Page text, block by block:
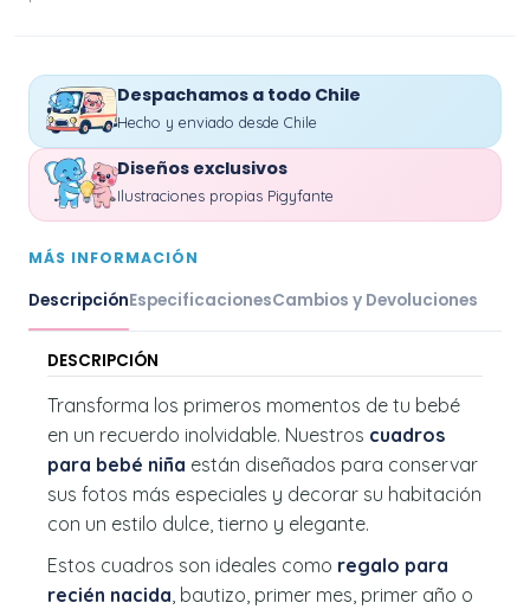
Despachamos a todo Chile
Hecho y enviado desde Chile
Diseños exclusivos
Ilustraciones propias Pigyfante
MÁS INFORMACIÓN
DescripciónEspecificacionesCambios y Devoluciones
DESCRIPCIÓN
Transforma los primeros momentos de tu bebé
en un recuerdo inolvidable. Nuestros cuadros
para bebé niña están diseñados para conservar
sus fotos más especiales y decorar su habitación
con un estilo dulce, tierno y elegante.
Estos cuadros son ideales como regalo para
recién nacida, bautizo, primer mes, primer año o